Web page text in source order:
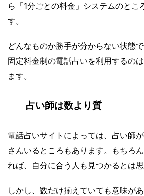
ら「1分ごとの料金」システムのとこ
す。
どんなものか勝手が分からない状態
固定料金制の電話占いを利用するの
ます。
占い師は数より質
電話占いサイトによっては、占い師
さんいるところもあります。もちろ
れば、自分に合う人も見つかるとは思
しかし、数だけ揃えていても意味があ